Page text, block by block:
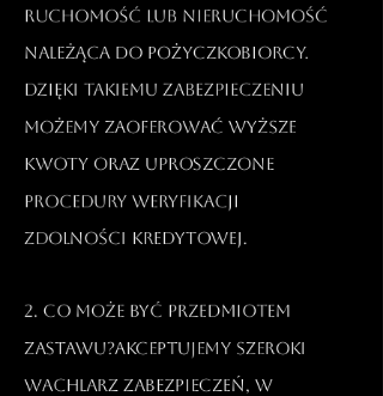
ruchomość lub nieruchomość
należąca do pożyczkobiorcy.
Dzięki takiemu zabezpieczeniu
możemy zaoferować wyższe
kwoty oraz uproszczone
procedury weryfikacji
zdolności kredytowej.​
2. Co może być przedmiotem
zastawu?Akceptujemy szeroki
wachlarz zabezpieczeń, w